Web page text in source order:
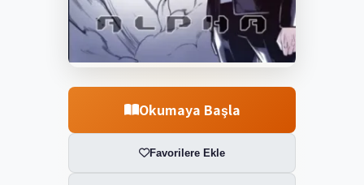
Okumaya Başla
Favorilere Ekle